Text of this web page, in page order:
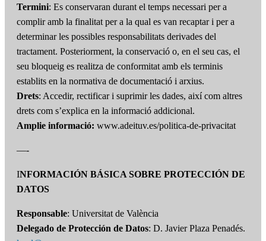
Termini: Es conservaran durant el temps necessari per a
complir amb la finalitat per a la qual es van recaptar i per a
determinar les possibles responsabilitats derivades del
tractament. Posteriorment, la conservació o, en el seu cas, el
seu bloqueig es realitza de conformitat amb els terminis
establits en la normativa de documentació i arxius.
Drets: Accedir, rectificar i suprimir les dades, així com altres
drets com s’explica en la informació addicional.
Amplie informació: www.adeituv.es/politica-de-privacitat
—-
INFORMACIÓN BÁSICA SOBRE PROTECCIÓN DE
DATOS
Responsable: Universitat de València
Delegado de Protección de Datos: D. Javier Plaza Penadés.